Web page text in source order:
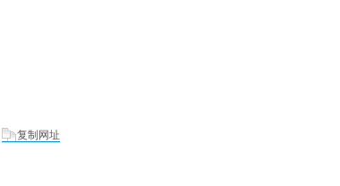
复制网址